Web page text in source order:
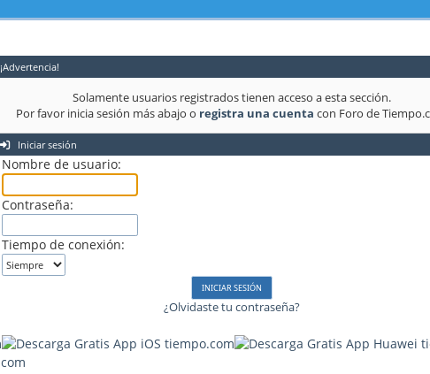
¡Advertencia!
Solamente usuarios registrados tienen acceso a esta sección.
Por favor inicia sesión más abajo o registra una cuenta con Foro de
Iniciar sesión
Nombre de usuario:
Contraseña:
Tiempo de conexión:
¿Olvidaste tu contraseña?